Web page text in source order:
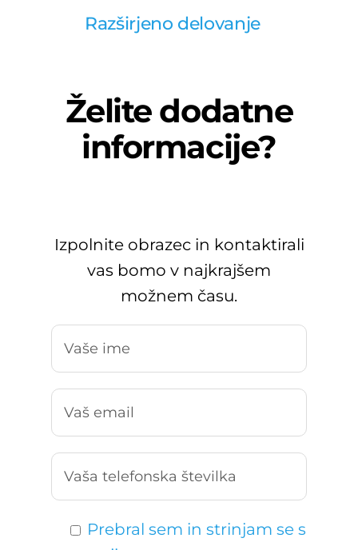
Razširjeno delovanje
Želite dodatne
informacije?
Izpolnite obrazec in kontaktirali
vas bomo v najkrajšem
možnem času.
Prebral sem in strinjam se s